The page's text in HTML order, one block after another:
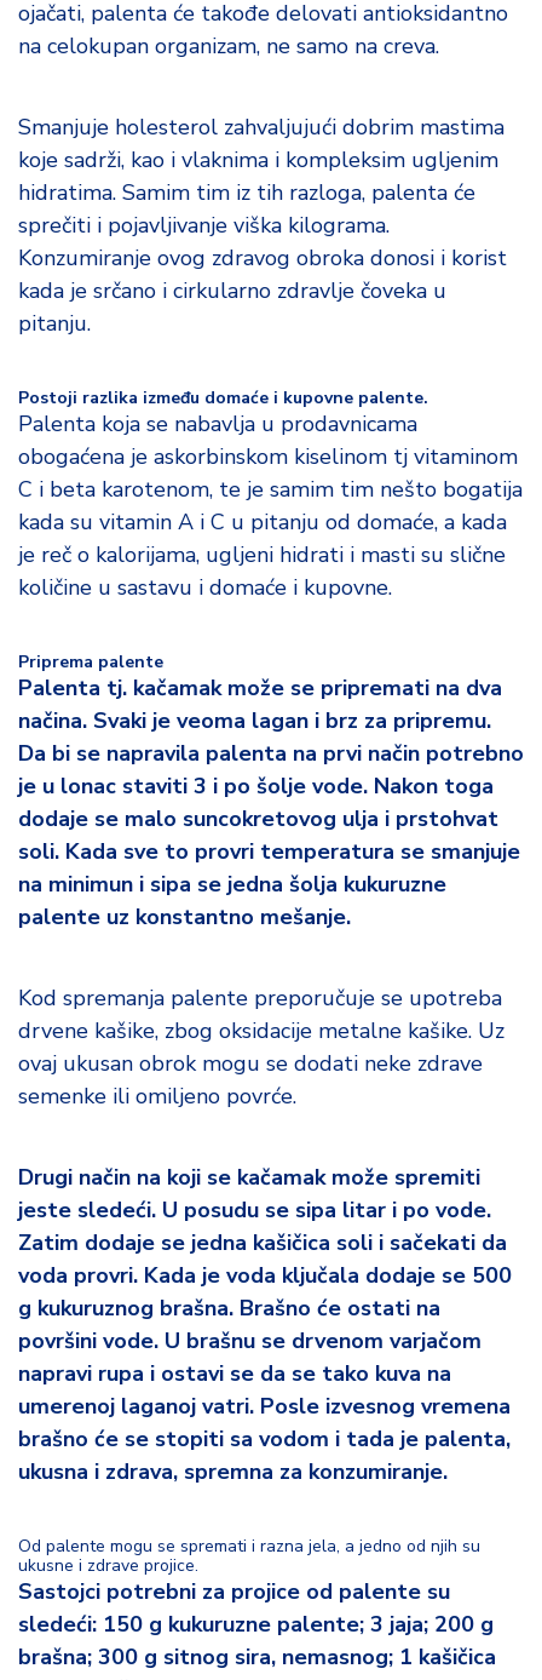
ojačati, palenta će takođe delovati antioksidantno
na celokupan organizam, ne samo na creva.
Smanjuje holesterol zahvaljujući dobrim mastima
koje sadrži, kao i vlaknima i kompleksim ugljenim
hidratima. Samim tim iz tih razloga, palenta će
sprečiti i pojavljivanje viška kilograma.
Konzumiranje ovog zdravog obroka donosi i korist
kada je srčano i cirkularno zdravlje čoveka u
pitanju.
Postoji razlika između domaće i kupovne palente.
Palenta koja se nabavlja u prodavnicama
obogaćena je askorbinskom kiselinom tj vitaminom
C i beta karotenom, te je samim tim nešto bogatija
kada su vitamin A i C u pitanju od domaće, a kada
je reč o kalorijama, ugljeni hidrati i masti su slične
količine u sastavu i domaće i kupovne.
Priprema palente
Palenta tj. kačamak može se pripremati na dva
načina. Svaki je veoma lagan i brz za pripremu.
Da bi se napravila palenta na prvi način potrebno
je u lonac staviti 3 i po šolje vode. Nakon toga
dodaje se malo suncokretovog ulja i prstohvat
soli. Kada sve to provri temperatura se smanjuje
na minimun i sipa se jedna šolja kukuruzne
palente uz konstantno mešanje.
Kod spremanja palente preporučuje se upotreba
drvene kašike, zbog oksidacije metalne kašike. Uz
ovaj ukusan obrok mogu se dodati neke zdrave
semenke ili omiljeno povrće.
Drugi način na koji se kačamak može spremiti
jeste sledeći. U posudu se sipa litar i po vode.
Zatim dodaje se jedna kašičica soli i sačekati da
voda provri. Kada je voda ključala dodaje se 500
g kukuruznog brašna. Brašno će ostati na
površini vode. U brašnu se drvenom varjačom
napravi rupa i ostavi se da se tako kuva na
umerenoj laganoj vatri. Posle izvesnog vremena
brašno će se stopiti sa vodom i tada je palenta,
ukusna i zdrava, spremna za konzumiranje.
Od palente mogu se spremati i razna jela, a jedno od njih su
ukusne i zdrave projice.
Sastojci potrebni za projice od palente su
sledeći: 150 g kukuruzne palente; 3 jaja; 200 g
brašna; 300 g sitnog sira, nemasnog; 1 kašičica